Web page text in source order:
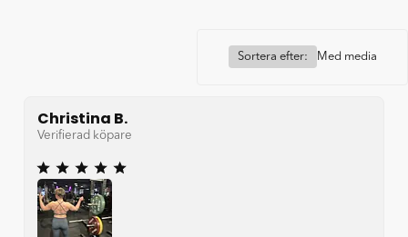
Sortera efter: Med media
Christina B.
Verifierad köpare